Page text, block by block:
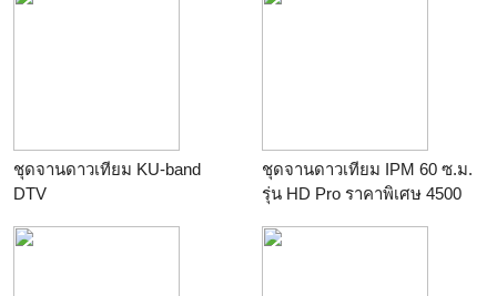
ชุดจานดาวเทียม KU-band
DTV
ชุดจานดาวเทียม IPM 60 ซ.ม.
รุ่น HD Pro ราคาพิเศษ 4500